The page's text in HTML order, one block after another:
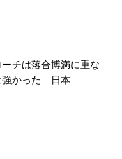
ーチは落合博満に重な
かった…日本...